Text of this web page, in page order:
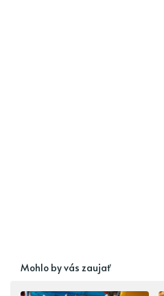
Mohlo by vás zaujať